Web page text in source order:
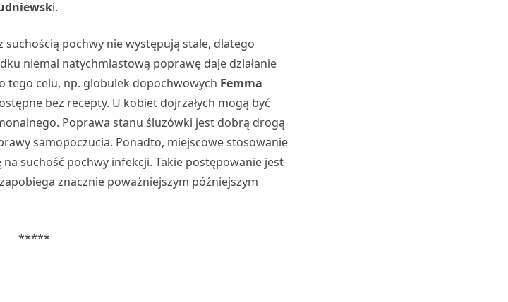
i.
suchością pochwy nie występują stale, dlatego
niemal natychmiastową poprawę daje działanie
tego celu, np. globulek dopochwowych Femma
bez recepty. U kobiet dojrzałych mogą być
Poprawa stanu śluzówki jest dobrą drogą
samopoczucia. Ponadto, miejscowe stosowanie
suchość pochwy infekcji. Takie postępowanie jest
znacznie poważniejszym późniejszym
*****